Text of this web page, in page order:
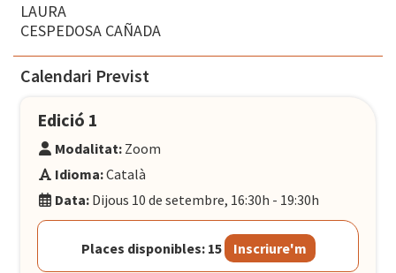
LAURA
CESPEDOSA CAÑADA
Calendari Previst
Edició 1
Modalitat: Zoom
Idioma:Català
Data: Dijous 10 de setembre, 16:30h - 19:30h
Places disponibles: 15 Inscriure'm